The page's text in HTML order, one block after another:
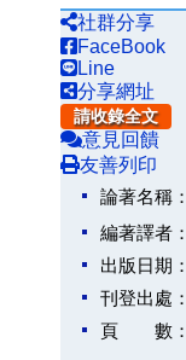
社群分享
FaceBook
Line
分享網址
請收錄全文
意見回饋
友善列印
論著名稱：
編著譯者：
出版日期：
刊登出處：
頁 數：